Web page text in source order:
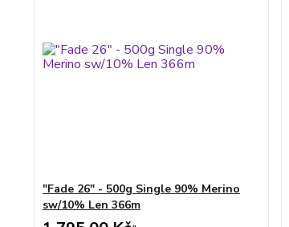
"Fade 26" - 500g Single 90% Merino
sw/10% Len 366m